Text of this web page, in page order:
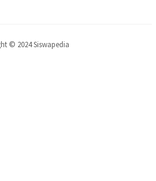
© 2024 Siswapedia